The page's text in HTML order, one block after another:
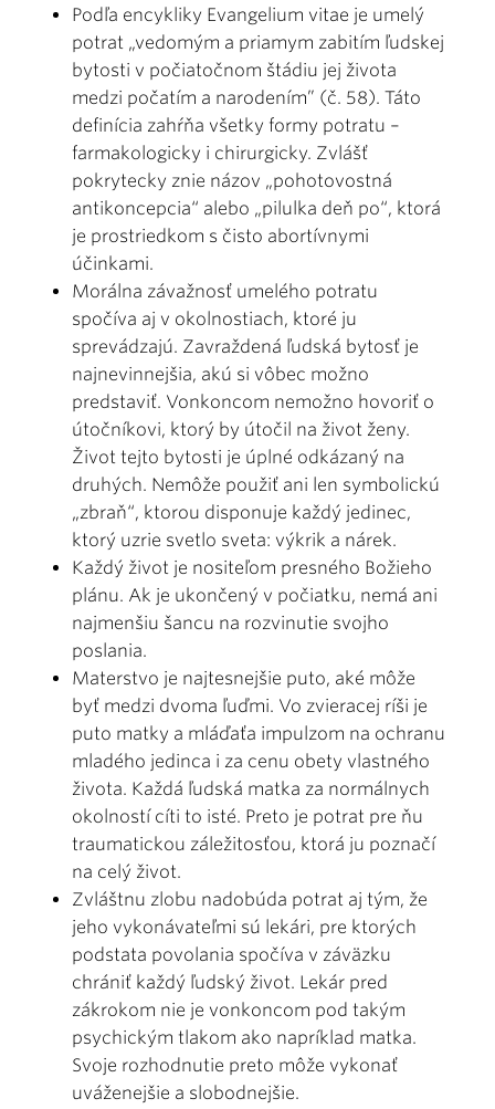
Podľa encykliky Evangelium vitae je umelý
potrat „vedomým a priamym zabitím ľudskej
bytosti v počiatočnom štádiu jej života
medzi počatím a narodením” (č. 58). Táto
definícia zahŕňa všetky formy potratu –
farmakologicky i chirurgicky. Zvlášť
pokrytecky znie názov „pohotovostná
antikoncepcia“ alebo „pilulka deň po“, ktorá
je prostriedkom s čisto abortívnymi
účinkami.
Morálna závažnosť umelého potratu
spočíva aj v okolnostiach, ktoré ju
sprevádzajú. Zavraždená ľudská bytosť je
najnevinnejšia, akú si vôbec možno
predstaviť. Vonkoncom nemožno hovoriť o
útočníkovi, ktorý by útočil na život ženy.
Život tejto bytosti je úplné odkázaný na
druhých. Nemôže použiť ani len symbolickú
„zbraň“, ktorou disponuje každý jedinec,
ktorý uzrie svetlo sveta: výkrik a nárek.
Každý život je nositeľom presného Božieho
plánu. Ak je ukončený v počiatku, nemá ani
najmenšiu šancu na rozvinutie svojho
poslania.
Materstvo je najtesnejšie puto, aké môže
byť medzi dvoma ľuďmi. Vo zvieracej ríši je
puto matky a mláďaťa impulzom na ochranu
mladého jedinca i za cenu obety vlastného
života. Každá ľudská matka za normálnych
okolností cíti to isté. Preto je potrat pre ňu
traumatickou záležitosťou, ktorá ju poznačí
na celý život.
Zvláštnu zlobu nadobúda potrat aj tým, že
jeho vykonávateľmi sú lekári, pre ktorých
podstata povolania spočíva v záväzku
chrániť každý ľudský život. Lekár pred
zákrokom nie je vonkoncom pod takým
psychickým tlakom ako napríklad matka.
Svoje rozhodnutie preto môže vykonať
uváženejšie a slobodnejšie.